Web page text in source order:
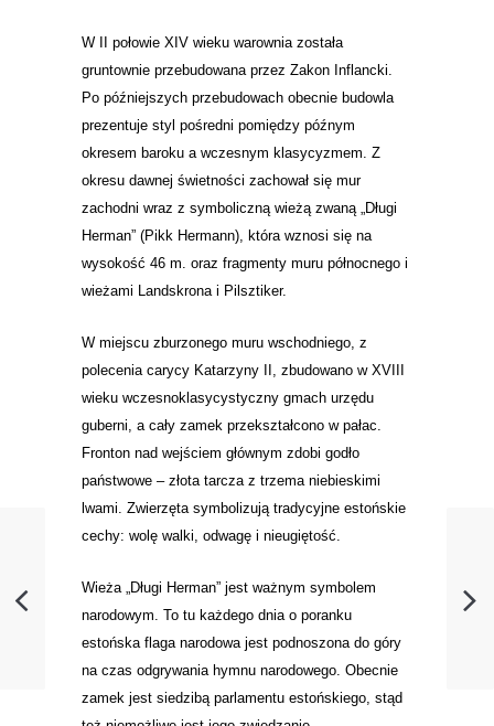
W II połowie XIV wieku warownia została
gruntownie przebudowana przez Zakon Inflancki.
Po późniejszych przebudowach obecnie budowla
prezentuje styl pośredni pomiędzy późnym
okresem baroku a wczesnym klasycyzmem. Z
okresu dawnej świetności zachował się mur
zachodni wraz z symboliczną wieżą zwaną „Długi
Herman” (Pikk Hermann), która wznosi się na
wysokość 46 m. oraz fragmenty muru północnego i
wieżami Landskrona i Pilsztiker.
W miejscu zburzonego muru wschodniego, z
polecenia carycy Katarzyny II, zbudowano w XVIII
wieku wczesnoklasycystyczny gmach urzędu
guberni, a cały zamek przekształcono w pałac.
Fronton nad wejściem głównym zdobi godło
państwowe – złota tarcza z trzema niebieskimi
lwami. Zwierzęta symbolizują tradycyjne estońskie
cechy: wolę walki, odwagę i nieugiętość.
Wieża „Długi Herman” jest ważnym symbolem
narodowym. To tu każdego dnia o poranku
estońska flaga narodowa jest podnoszona do góry
na czas odgrywania hymnu narodowego. Obecnie
zamek jest siedzibą parlamentu estońskiego, stąd